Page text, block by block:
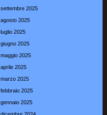
settembre 2025
agosto 2025
luglio 2025
giugno 2025
maggio 2025
aprile 2025
marzo 2025
febbraio 2025
gennaio 2025